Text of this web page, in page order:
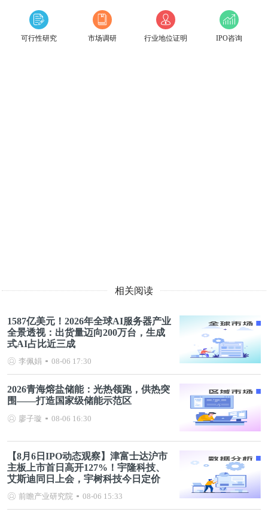
可行性研究 市场调研 行业地位证明 IPO咨询
相关阅读
1587亿美元！2026年全球AI服务器产业
全景透视：出货量迈向200万台，生成
式AI占比近三成
李佩娟 08-06 17:30
2026青海熔盐储能：光热领跑，供热突
围——打造国家级储能示范区
廖子璇 08-06 16:30
【8月6日IPO动态观察】津富士达沪市
主板上市首日高开127%！宇隆科技、
艾斯迪同日上会，宇树科技今日定价
前瞻产业研究院 08-06 15:33